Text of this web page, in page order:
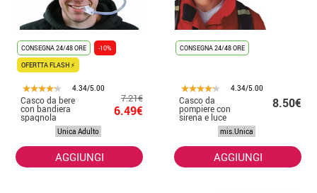
CONSEGNA 24/48 ORE
-10%
OFERTTA FLASH ⚡
4.34/5.00
Casco da bere
con bandiera
spagnola
7.21€
6.49€
Unica Adulto
AGGIUNGI
CONSEGNA 24/48 ORE
4.34/5.00
Casco da
pompiere con
sirena e luce
8.50€
mis.Unica
AGGIUNGI